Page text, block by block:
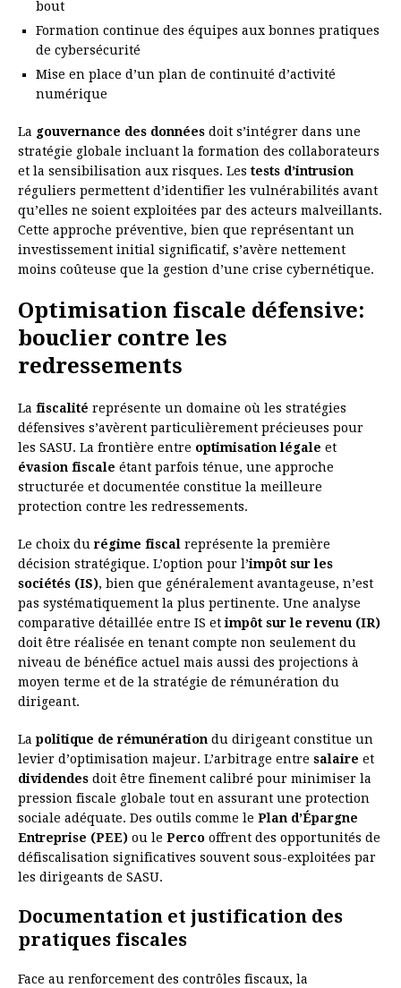
bout
Formation continue des équipes aux bonnes pratiques
de cybersécurité
Mise en place d’un plan de continuité d’activité
numérique
La gouvernance des données doit s’intégrer dans une
stratégie globale incluant la formation des collaborateurs
et la sensibilisation aux risques. Les tests d’intrusion
réguliers permettent d’identifier les vulnérabilités avant
qu’elles ne soient exploitées par des acteurs malveillants.
Cette approche préventive, bien que représentant un
investissement initial significatif, s’avère nettement
moins coûteuse que la gestion d’une crise cybernétique.
Optimisation fiscale défensive:
bouclier contre les
redressements
La fiscalité représente un domaine où les stratégies
défensives s’avèrent particulièrement précieuses pour
les SASU. La frontière entre optimisation légale et
évasion fiscale étant parfois ténue, une approche
structurée et documentée constitue la meilleure
protection contre les redressements.
Le choix durégime fiscal représente la première
décision stratégique. L’option pour l’impôt sur les
sociétés (IS), bien que généralement avantageuse, n’est
pas systématiquement la plus pertinente. Une analyse
comparative détaillée entre IS etimpôt sur le revenu (IR)
doit être réalisée en tenant compte non seulement du
niveau de bénéfice actuel mais aussi des projections à
moyen terme et de la stratégie de rémunération du
dirigeant.
La politique de rémunération du dirigeant constitue un
levier d’optimisation majeur. L’arbitrage entre salaire et
dividendes doit être finement calibré pour minimiser la
pression fiscale globale tout en assurant une protection
sociale adéquate. Des outils comme le Plan d’Épargne
Entreprise (PEE) ou le Perco offrent des opportunités de
défiscalisation significatives souvent sous-exploitées par
les dirigeants de SASU.
Documentation et justification des
pratiques fiscales
Face au renforcement des contrôles fiscaux, la